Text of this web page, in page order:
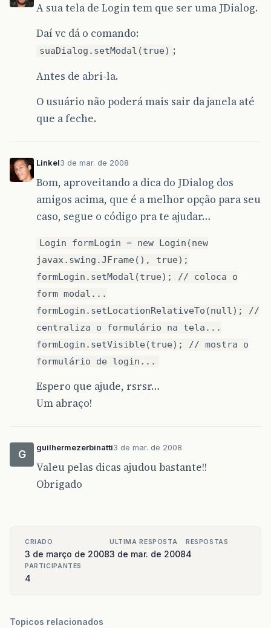
A sua tela de Login tem que ser uma JDialog.
Daí vc dá o comando:
suaDialog.setModal(true) ;
Antes de abri-la.
O usuário não poderá mais sair da janela até
que a feche.
Linkel3 de mar. de 2008
Bom, aproveitando a dica do JDialog dos
amigos acima, que é a melhor opção para seu
caso, segue o código pra te ajudar…
Login formLogin = new Login(new
javax.swing.JFrame(), true);
formLogin.setModal(true); // coloca o
form modal...
formLogin.setLocationRelativeTo(null); //
centraliza o formulário na tela...
formLogin.setVisible(true); // mostra o
formulário de login...
Espero que ajude, rsrsr…
Um abraço!
G
guilhermezerbinatti3 de mar. de 2008
Valeu pelas dicas ajudou bastante!!
Obrigado
CRIADO
3 de março de 2008
ULTIMA RESPOSTA
3 de mar. de 2008
RESPOSTAS
4
PARTICIPANTES
4
Topicos relacionados